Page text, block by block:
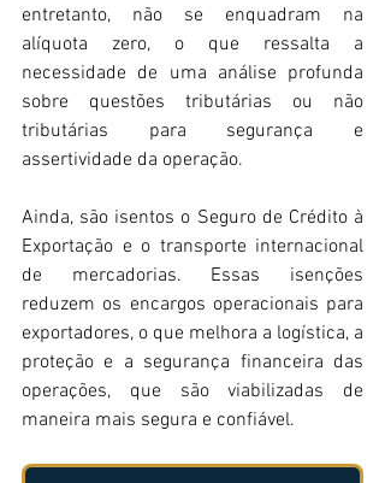
entretanto, não se enquadram na
alíquota zero, o que ressalta a
necessidade de uma análise profunda
sobre questões tributárias ou não
tributárias para segurança e
assertividade da operação.
Ainda, são isentos o Seguro de Crédito à
Exportação e o transporte internacional
de mercadorias. Essas isenções
reduzem os encargos operacionais para
exportadores, o que melhora a logística, a
proteção e a segurança financeira das
operações, que são viabilizadas de
maneira mais segura e confiável.